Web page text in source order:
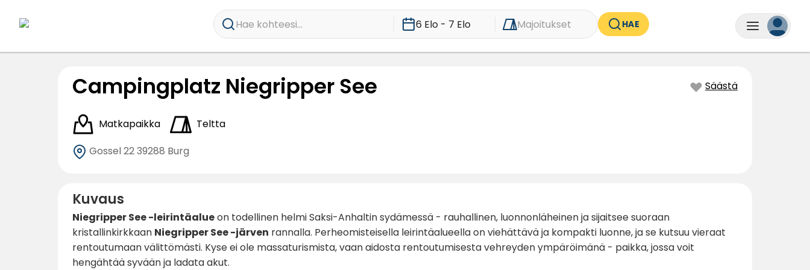
Hae kohteesi... 6 Elo - 7 Elo Majoitukset HAE
Campingplatz Niegripper See Säästä
Matkapaikka
Teltta
Gossel 2239288 Burg
Kuvaus
Niegripper See -leirintäalueon todellinen helmi Saksi-Anhaltin sydämessä - rauhallinen, luonnonläheinen ja sijaitsee suoraan
kristallinkirkkaan Niegripper See -järven rannalla. Perheomisteisella leirintäalueella on viehättävä ja kompakti luonne, ja se kutsuu vieraat
rentoutumaan välittömästi. Kyse ei ole massaturismista, vaan aidosta rentoutumisesta vehreyden ympäröimänä - paikka, jossa voit
hengähtää syvään ja ladata akut.